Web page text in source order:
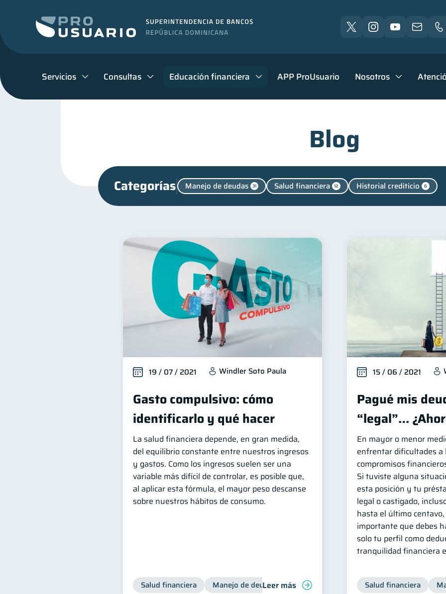
Servicios Consultas Educación financiera APP ProUsuario Nosotros
Blog
Categorías Manejo de deudas 31 Salud financiera 12 Historial crediticio 6
Productos financieros 11
8 Consejos Tarjeta de crédito
Vacaciones Criptomonedas Inversiones Finanzas
Educación Financiera 1 Fraudes 1 Mipymes
Salud mental ahorro Retiro 1
19 / 07 / 2021 Windler Soto Paula
Gasto compulsivo: cómo
identificarlo y qué hacer
La salud financiera depende, en gran medida,
del equilibrio constante entre nuestros ingresos
y gastos. Como los ingresos suelen ser una
variable más difícil de controlar, es posible que,
al aplicar esta fórmula, el mayor peso descanse
sobre nuestros hábitos de consumo.
Salud financiera Manejo de deudas Control de deudas
Leer más
15 / 06 / 2021
Pagué mis
“legal”…
En mayor o menor
enfrentar dificultades
compromisos
Si tuviste alguna
esta posición y tu
legal o castigado,
hasta el último
importante que debes
solo tu perfil como
tranquilidad financiera
Salud financiera